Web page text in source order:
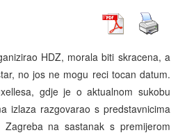
HDZ, morala biti skracena, a
no jos ne mogu reci tocan datum.
gdje je o aktualnom sukobu
izlaza razgovarao s predstavnicima
na sastanak s premijerom